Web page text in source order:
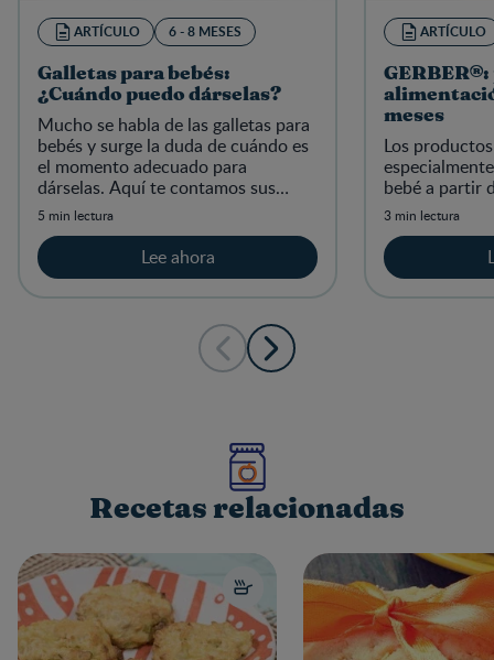
ARTÍCULO 6 - 8 MESES
Galletas para bebés:
¿Cuándo puedo dárselas?
Mucho se habla de las galletas para
bebés y surge la duda de cuándo es
el momento adecuado para
dárselas. Aquí te contamos sus
beneficios y cómo integrarlas a su
5 min lectura
Lee ahora
ARTÍCULO
GERBER®:
meses
Los
bebé a partir
3 min lectura
Recetas relacionadas